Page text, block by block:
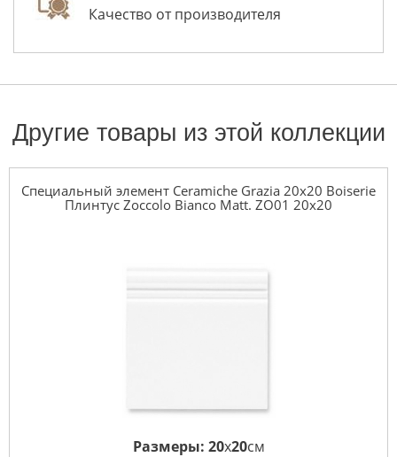
Качество от производителя
Другие товары из этой коллекции
Специальный элемент Ceramiche Grazia 20x20 Boiserie
Плинтус Zoccolo Bianco Matt. ZO01 20x20
Размеры: 20x20см